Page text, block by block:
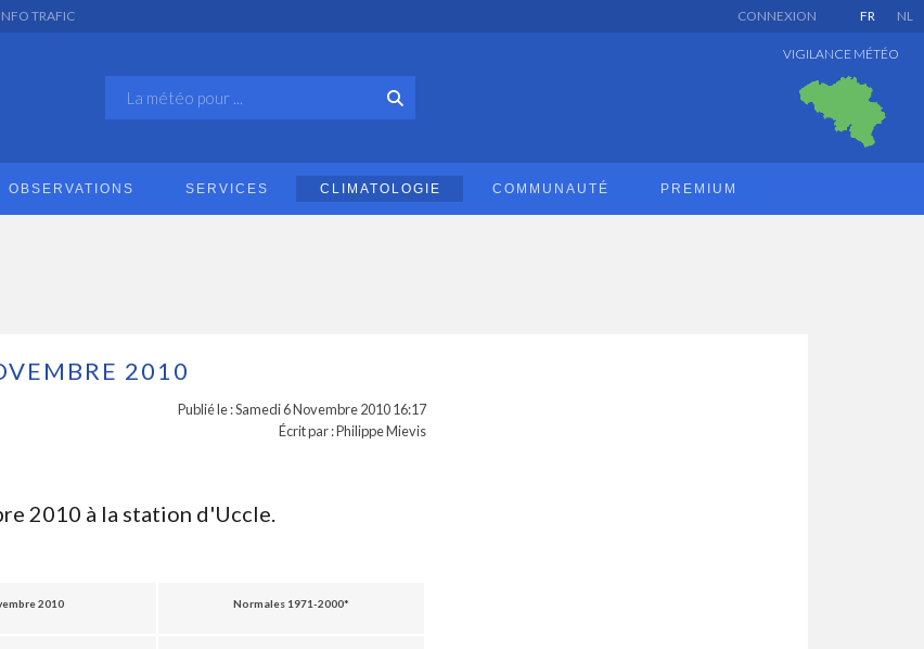
INFO TRAFIC FR NL
CONNEXION
VIGILANCE MÉTÉO
OBSERVATIONS SERVICES CLIMATOLOGIE COMMUNAUTÉ PREMIUM
2010
Publié le : Samedi 6 Novembre 2010 16:17
Écrit par : Philippe Mievis
2010 à la station d'Uccle.
2010 Normales 1971-2000*